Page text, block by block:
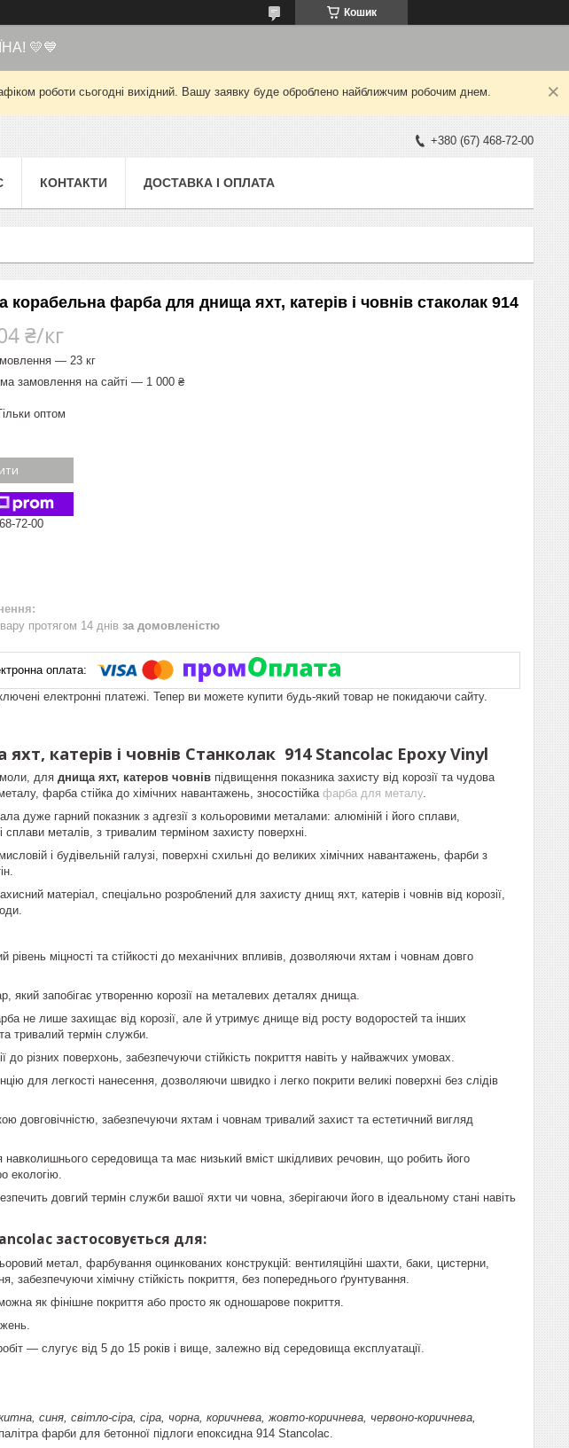
Кошик
💛💙
роботи сьогодні вихідний. Вашу заявку буде оброблено найближчим робочим днем.
+380 (67) 468-72-00
КОНТАКТИ ДОСТАВКА І ОПЛАТА
корабельна фарба для днища яхт, катерів і човнів стаколак 914
₴/кг
— 23 кг
замовлення на сайті — 1 000 ₴
оптом
72-00
протягом 14 днів за домовленістю
електронні платежі. Тепер ви можете купити будь-який товар не покидаючи сайту.
катерів і човнів Станколак 914 Stancolac Epoxy Vinyl
для днища яхт, катеров човнів підвищення показника захисту від корозії та чудова
фарба стійка до хімічних навантажень, зносостійка фарба для металу
дуже гарний показник з адгезії з кольоровими металами: алюміній і його сплави,
металів, з тривалим терміном захисту поверхні.
і будівельній галузі, поверхні схильні до великих хімічних навантажень, фарби з
матеріал, спеціально розроблений для захисту днищ яхт, катерів і човнів від корозії,
міцності та стійкості до механічних впливів, дозволяючи яхтам і човнам довго
який запобігає утворенню корозії на металевих деталях днища.
не лише захищає від корозії, але й утримує днище від росту водоростей та інших
тривалий термін служби.
до різних поверхонь, забезпечуючи стійкість покриття навіть у найважчих умовах.
для легкості нанесення, дозволяючи швидко і легко покрити великі поверхні без слідів
довговічністю, забезпечуючи яхтам і човнам тривалий захист та естетичний вигляд
середовища та має низький вміст шкідливих речовин, що робить його
екологію.
довгий термін служби вашої яхти чи човна, зберігаючи його в ідеальному стані навіть
застосовується для:
метал, фарбування оцинкованих конструкцій: вентиляційні шахти, баки, цистерни,
хімічну стійкість покриття, без попереднього ґрунтування.
як фінішне покриття або просто як одношарове покриття.
— слугує від 5 до 15 років і вище, залежно від середовища експлуатації.
синя, світло-сіра, сіра, чорна, коричнева, жовто-коричнева, червоно-коричнева,
фарби для бетонної підлоги епоксидна 914 Stancolac.